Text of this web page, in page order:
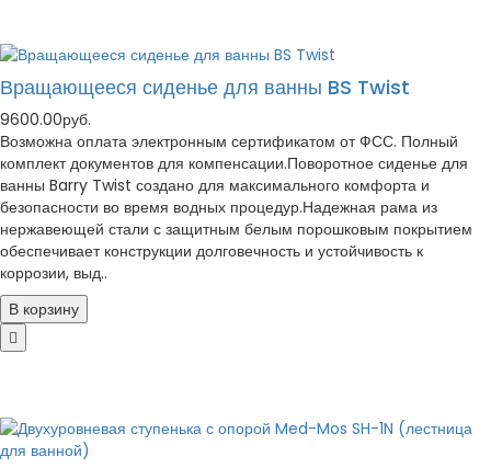
Вращающееся сиденье для ванны BS Twist
9600.00руб.
Возможна оплата электронным сертификатом от ФСС. Полный
комплект документов для компенсации.Поворотное сиденье для
ванны Barry Twist создано для максимального комфорта и
безопасности во время водных процедур.Надежная рама из
нержавеющей стали с защитным белым порошковым покрытием
обеспечивает конструкции долговечность и устойчивость к
коррозии, выд..
В корзину